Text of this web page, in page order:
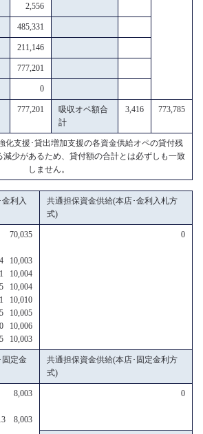
2,556
485,331
211,146
777,201
0
777,201
吸収オペ額合
計
3,416 773,785
支援･貸出増加支援の各資金供給オペの貸付残
少があるため、貸付額の合計とは必ずしも一致
しません。
利入
共通担保資金供給(本店･金利入札方
式)
70,035
10,003
10,004
10,004
10,010
10,005
10,006
10,003
0
固定金
共通担保資金供給(本店･固定金利方
式)
8,003
8,003
0